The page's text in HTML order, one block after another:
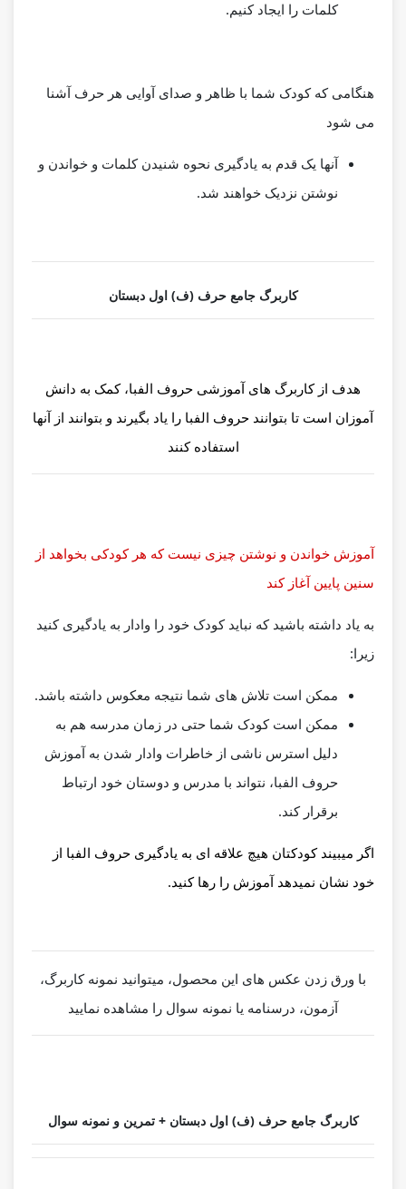
کلمات را ایجاد کنیم.
هنگامی که کودک شما با ظاهر و صدای آوایی هر حرف آشنا
می شود
آنها یک قدم به یادگیری نحوه شنیدن کلمات و خواندن و
نوشتن نزدیک خواهند شد.
کاربرگ جامع حرف (ف) اول دبستان
هدف از کاربرگ های آموزشی حروف الفبا، کمک به دانش
آموزان است تا بتوانند حروف الفبا را یاد بگیرند و بتوانند از آنها
استفاده کنند
آموزش خواندن و نوشتن چیزی نیست که هر کودکی بخواهد از
سنین پایین آغاز کند
به یاد داشته باشید که نباید کودک خود را وادار به یادگیری کنید
زیرا:
ممکن است تلاش های شما نتیجه معکوس داشته باشد.
ممکن است کودک شما حتی در زمان مدرسه هم به
دلیل استرس ناشی از خاطرات وادار شدن به آموزش
حروف الفبا، نتواند با مدرس و دوستان خود ارتباط
برقرار کند.
اگر میبیند کودکتان هیچ علاقه ای به یادگیری حروف الفبا از
خود نشان نمیدهد آموزش را رها کنید.
با ورق زدن عکس های این محصول، میتوانید نمونه کاربرگ،
آزمون، درسنامه یا نمونه سوال را مشاهده نمایید
کاربرگ جامع حرف (ف) اول دبستان + تمرین و نمونه سوال